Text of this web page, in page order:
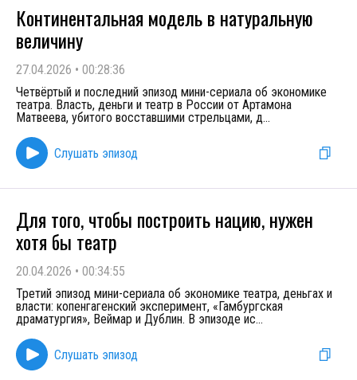
Континентальная модель в натуральную
величину
27.04.2026 • 00:28:36
Четвёртый и последний эпизод мини-сериала об экономике
театра. Власть, деньги и театр в России от Артамона
Матвеева, убитого восставшими стрельцами, д...
Слушать эпизод
Для того, чтобы построить нацию, нужен
хотя бы театр
20.04.2026 • 00:34:55
Третий эпизод мини-сериала об экономике театра, деньгах и
власти: копенгагенский эксперимент, «Гамбургская
драматургия», Веймар и Дублин. В эпизоде ис...
Слушать эпизод